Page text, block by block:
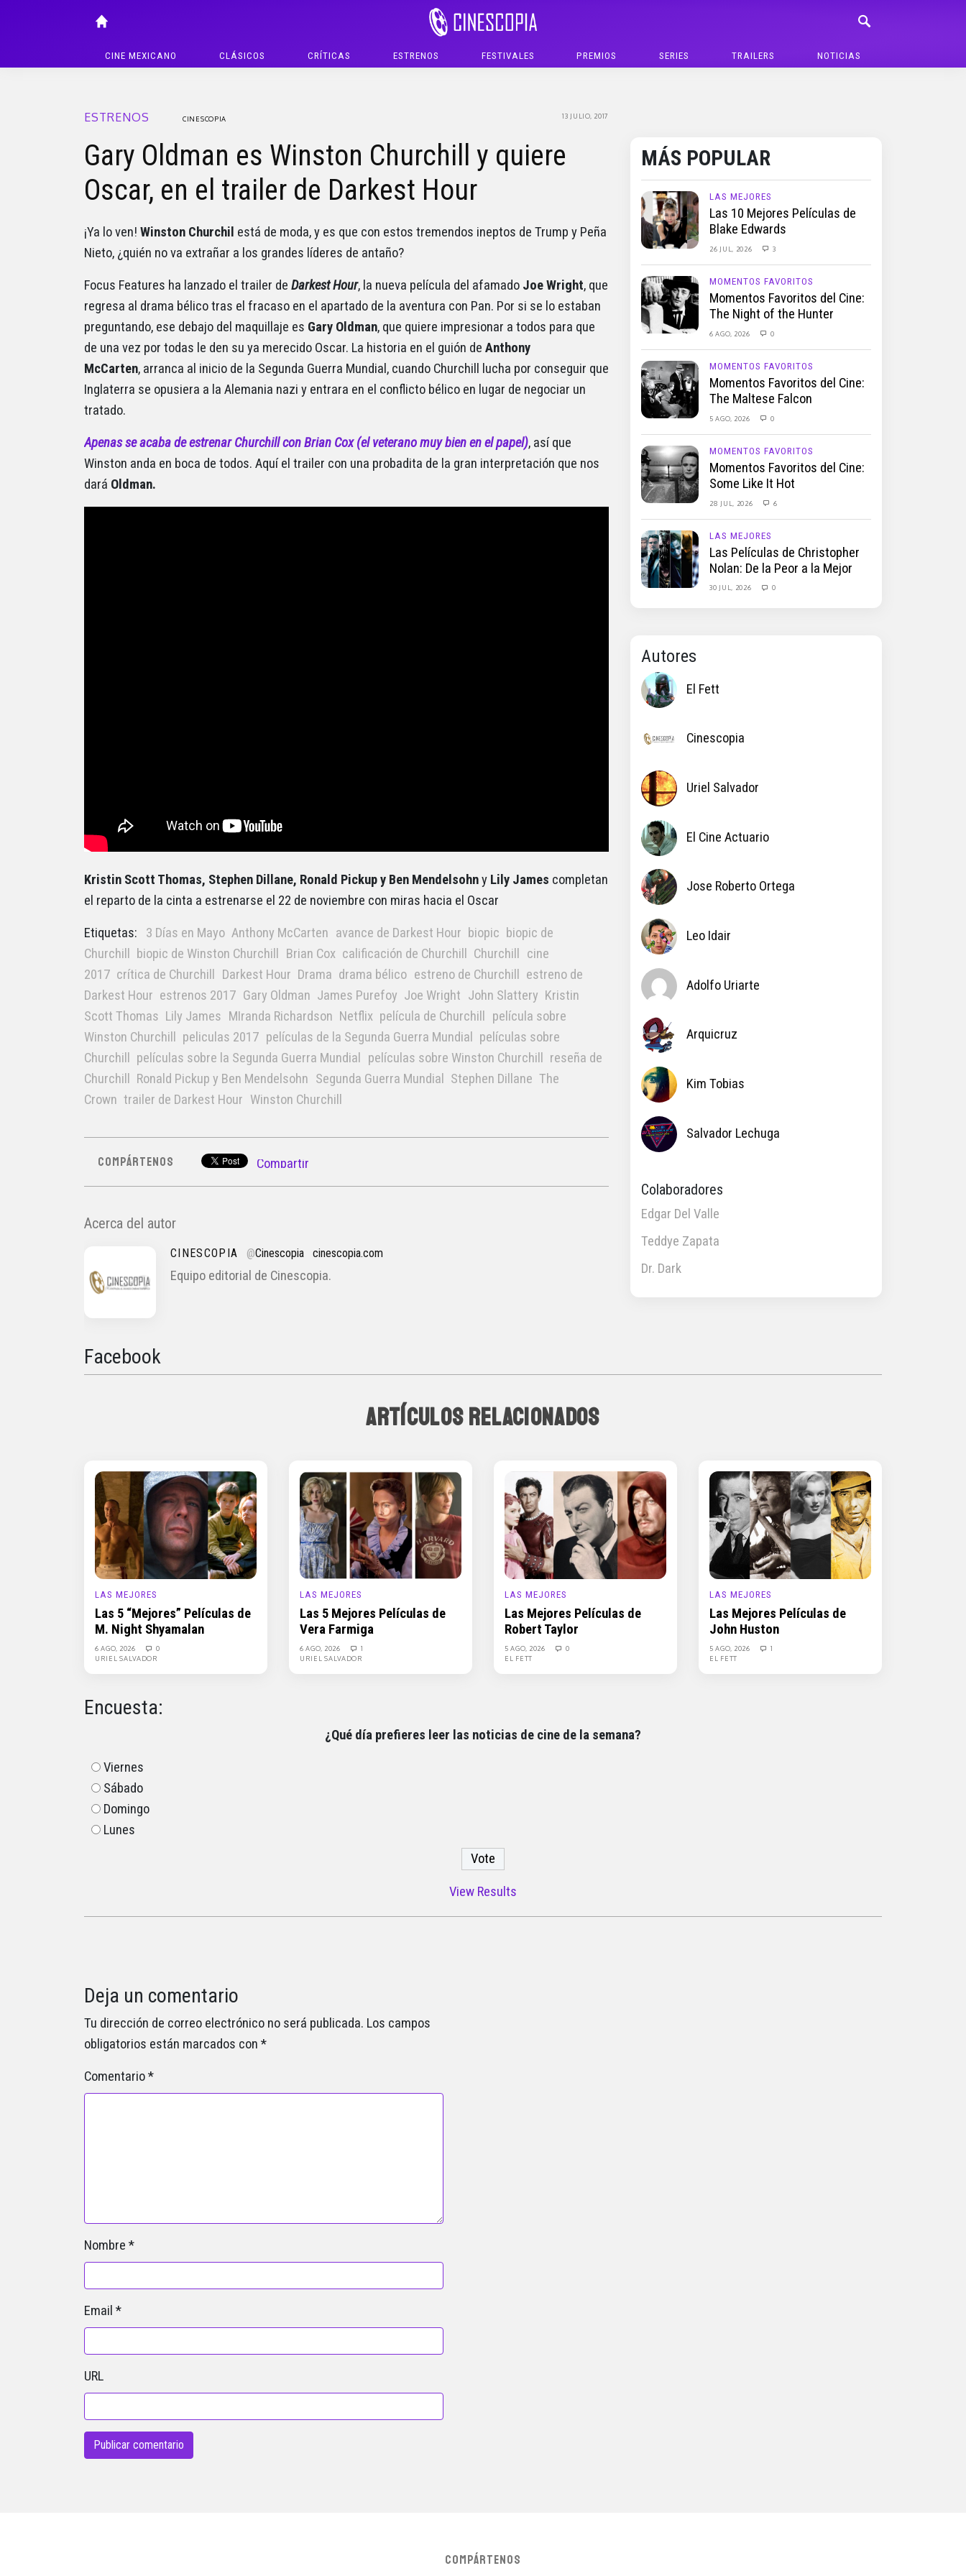
CINE MEXICANO CLÁSICOS CRÍTICAS ESTRENOS FESTIVALES PREMIOS SERIES TRAILERS NOTICIAS
ESTRENOS 13 JULIO, 2017
CINESCOPIA
Gary Oldman es Winston Churchill y quiere
Oscar, en el trailer de Darkest Hour
¡Ya lo ven! Winston Churchil está de moda, y es que con estos tremendos ineptos de Trump y Peña
Nieto, ¿quién no va extrañar a los grandes líderes de antaño?
Focus Features ha lanzado el trailer de Darkest Hour, la nueva película del afamado Joe Wright, que
regresa al drama bélico tras el fracaso en el apartado de la aventura con Pan. Por si se lo estaban
preguntando, ese debajo del maquillaje es Gary Oldman, que quiere impresionar a todos para que
de una vez por todas le den su ya merecido Oscar. La historia en el guión de Anthony
McCarten, arranca al inicio de la Segunda Guerra Mundial, cuando Churchill lucha por conseguir que
Inglaterra se opusiera a la Alemania nazi y entrara en el conflicto bélico en lugar de negociar un
tratado.
Apenas se acaba de estrenar Churchill con Brian Cox (el veterano muy bien en el papel), así que
Winston anda en boca de todos. Aquí el trailer con una probadita de la gran interpretación que nos
dará Oldman.
Kristin Scott Thomas, Stephen Dillane, Ronald Pickup y Ben Mendelsohny Lily James completan
el reparto de la cinta a estrenarse el 22 de noviembre con miras hacia el Oscar
Etiquetas: 3 Días en Mayo Anthony McCarten avance de Darkest Hour biopic biopic de
Churchill
biopic de Winston Churchill Brian Cox calificación de Churchill Churchill
cine
2017 crítica de Churchill Darkest Hour Drama drama bélico estreno de Churchill
estreno de
Darkest Hour estrenos 2017 Gary Oldman James Purefoy Joe Wright John Slattery Kristin
Scott Thomas Lily James MIranda Richardson Netflix película de Churchill
película sobre
Winston Churchill
peliculas 2017 películas de la Segunda Guerra Mundial
películas sobre
Churchill
películas sobre la Segunda Guerra Mundial películas sobre Winston Churchill
reseña de
Churchill
Ronald Pickup y Ben Mendelsohn Segunda Guerra Mundial Stephen Dillane The
Crown trailer de Darkest Hour Winston Churchill
COMPÁRTENOS Compartir
Acerca del autor
CINESCOPIA @Cinescopia cinescopia.com
Equipo editorial de Cinescopia.
MÁS POPULAR
LAS MEJORES
Las 10 Mejores Películas de
Blake Edwards
26 JUL, 2026 3
MOMENTOS FAVORITOS
Momentos Favoritos del Cine:
The Night of the Hunter
6 AGO, 2026 0
MOMENTOS FAVORITOS
Momentos Favoritos del Cine:
The Maltese Falcon
5 AGO, 2026 0
MOMENTOS FAVORITOS
Momentos Favoritos del Cine:
Some Like It Hot
28 JUL, 2026 6
LAS MEJORES
Las Películas de Christopher
Nolan: De la Peor a la Mejor
30 JUL, 2026 0
Autores
El Fett
Cinescopia
Uriel Salvador
El Cine Actuario
Jose Roberto Ortega
Leo Idair
Adolfo Uriarte
Arquicruz
Kim Tobias
Salvador Lechuga
Colaboradores
Edgar Del Valle
Teddye Zapata
Dr. Dark
Facebook
ARTÍCULOS RELACIONADOS
LAS MEJORES
Las 5 “Mejores” Películas de
M. Night Shyamalan
6 AGO, 2026
0
URIEL SALVADOR
LAS MEJORES
Las 5 Mejores Películas de
Vera Farmiga
6 AGO, 2026
1
URIEL SALVADOR
LAS MEJORES
Las Mejores Películas de
Robert Taylor
5 AGO, 2026
0
EL FETT
LAS MEJORES
Las Mejores Películas de
John Huston
5 AGO, 2026
1
EL FETT
Encuesta:
¿Qué día prefieres leer las noticias de cine de la semana?
Viernes
Sábado
Domingo
Lunes
View Results
Deja un comentario
Tu dirección de correo electrónico no será publicada. Los campos
obligatorios están marcados con *
Comentario*
Nombre *
Email *
URL
COMPÁRTENOS